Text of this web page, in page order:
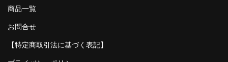
商品一覧
お問合せ
【特定商取引法に基づく表記】